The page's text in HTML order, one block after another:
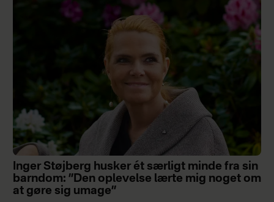
Inger Støjberg husker ét særligt minde fra sin
barndom: ”Den oplevelse lærte mig noget om
at gøre sig umage”